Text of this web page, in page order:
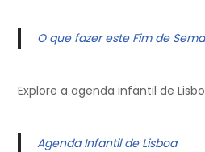
O que fazer este Fim de
Explore a agenda infantil de
Agenda Infantil de Lisboa